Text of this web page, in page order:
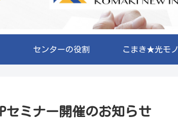
センターの役割 こまき★光モノ
セミナー開催のお知らせ